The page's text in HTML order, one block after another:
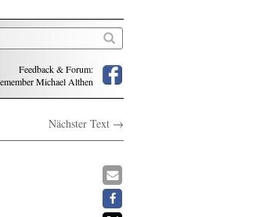
Feedback & Forum:
Michael Althen
Nächster Text →